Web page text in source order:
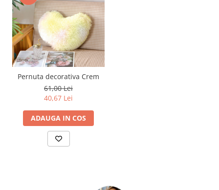
Pernuta decorativa Crem
61,00 Lei
40,67 Lei
ADAUGA IN COS